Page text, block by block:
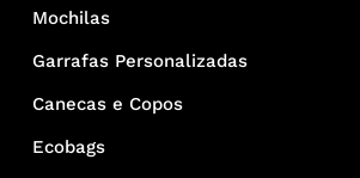
Mochilas
Garrafas Personalizadas
Canecas e Copos
Ecobags